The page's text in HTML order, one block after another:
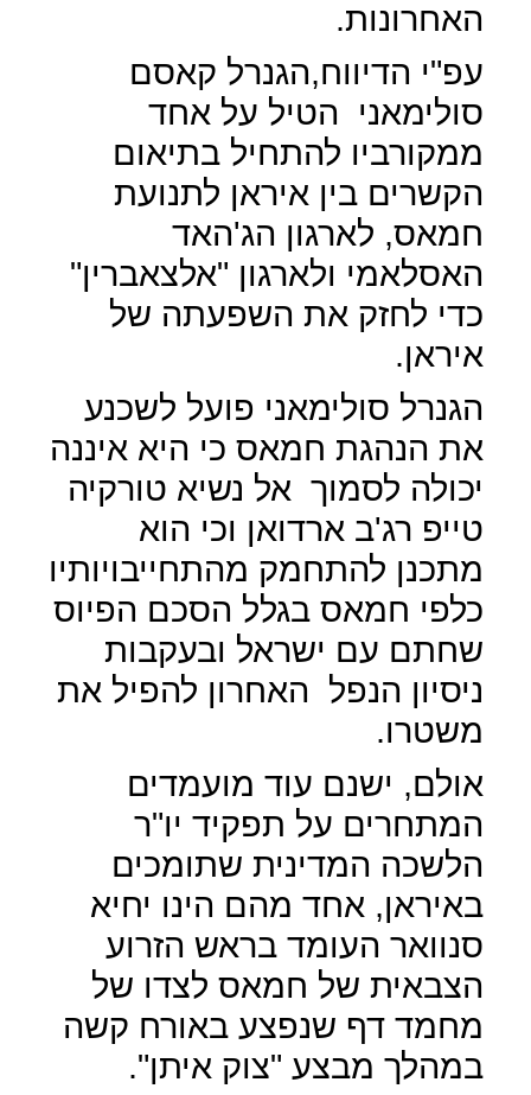
האחרונות.
עפ"י הדיווח,הגנרל קאסם
סולימאני
הטיל על אחד
ממקורביו להתחיל בתיאום
הקשרים בין איראן לתנועת
חמאס, לארגון הג'האד
האסלאמי ולארגון "אלצאברין"
כדי לחזק את השפעתה של
איראן.
הגנרל סולימאני פועל לשכנע
את הנהגת חמאס כי היא איננה
יכולה לסמוך אל נשיא טורקיה
טייפ רג'ב ארדואן וכי הוא
מתכנן להתחמק מהתחייבויותיו
כלפי חמאס בגלל הסכם הפיוס
שחתם עם ישראל ובעקבות
ניסיון הנפל האחרון להפיל את
משטרו.
אולם, ישנם עוד מועמדים
המתחרים על תפקיד יו"ר
הלשכה המדינית שתומכים
באיראן, אחד מהם הינו יחיא
סנוואר העומד בראש הזרוע
הצבאית של חמאס לצדו של
מחמד דף שנפצע באורח קשה
במהלך מבצע "צוק איתן".